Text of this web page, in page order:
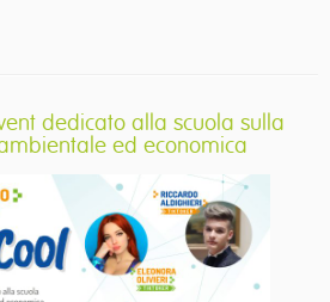
dedicato alla scuola sulla
ed economica